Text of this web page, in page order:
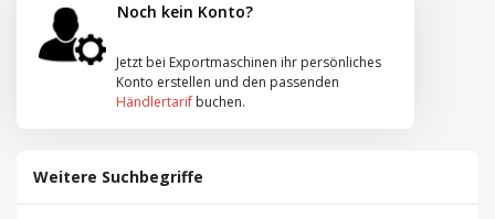
Noch kein Konto?
Jetzt bei Exportmaschinen ihr persönliches
Konto erstellen und den passenden
Händlertarif buchen.
Weitere Suchbegriffe